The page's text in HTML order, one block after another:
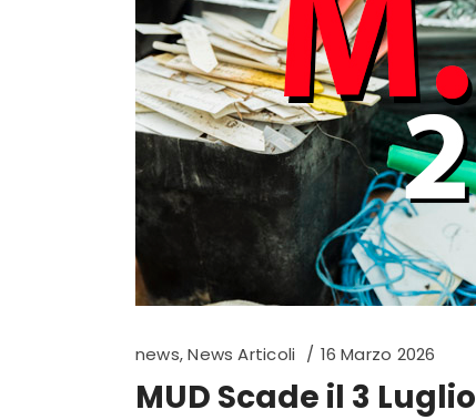
RLS Rappresentante lavoratori
Utilizzo diisocianati in sicurezza
news,News Articoli 16 Marzo 2026
MUD Scade il 3